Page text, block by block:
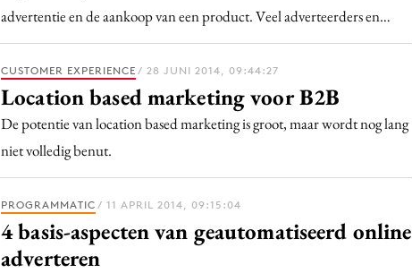
advertentie en de aankoop van een product. Veel adverteerders en…
CUSTOMER EXPERIENCE / 28 JUNI 2014, 09:44:27
Location based marketing voor B2B
De potentie van location based marketing is groot, maar wordt nog lang
niet volledig benut.
PROGRAMMATIC / 11 APRIL 2014, 09:15:04
4 basis-aspecten van geautomatiseerd online
adverteren